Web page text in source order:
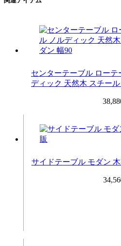
センターテーブル ロー
ディック 天然木 スチー
サイドテーブル モダン